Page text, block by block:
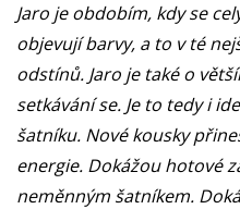
Jaro je obdobím, kdy se
objevují barvy, a to v té
odstínů. Jaro je také o
setkávání se. Je to tedy i
šatníku. Nové kousky
energie. Dokážou hotové
neměnným šatníkem.